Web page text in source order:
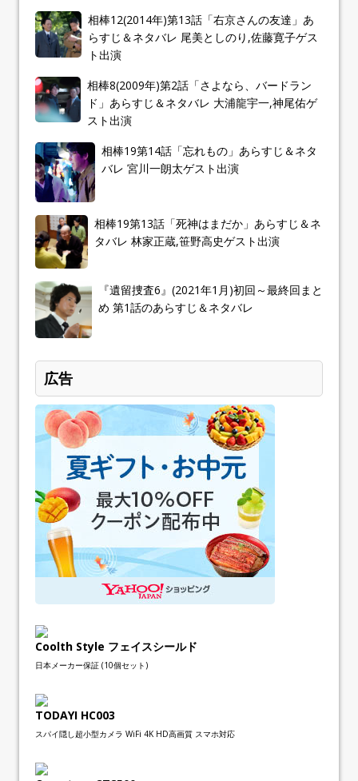
相棒12(2014年)第13話「右京さんの友達」あ
らすじ＆ネタバレ 尾美としのり,佐藤寛子ゲス
ト出演
相棒8(2009年)第2話「さよなら、バードラン
ド」あらすじ＆ネタバレ 大浦龍宇一,神尾佑ゲ
スト出演
相棒19第14話「忘れもの」あらすじ＆ネタ
バレ 宮川一朗太ゲスト出演
相棒19第13話「死神はまだか」あらすじ＆ネ
タバレ 林家正蔵,笹野高史ゲスト出演
『遺留捜査6』(2021年1月)初回～最終回まと
め 第1話のあらすじ＆ネタバレ
広告
Coolth Style フェイスシールド
日本メーカー保証 (10個セット)
TODAYI HC003
スパイ隠し超小型カメラ WiFi 4K HD高画質 スマホ対応